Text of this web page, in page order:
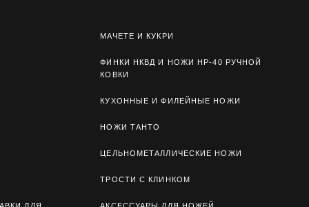
МАЧЕТЕ И КУКРИ
ФИНКИ НКВД И НОЖИ НР-40 РУЧНОЙ
КОВКИ
КУХОННЫЕ И ФИЛЕЙНЫЕ НОЖИ
НОЖИ ТАНТО
ЦЕЛЬНОМЕТАЛЛИЧЕСКИЕ НОЖИ
ТРОСТИ С КЛИНКОМ